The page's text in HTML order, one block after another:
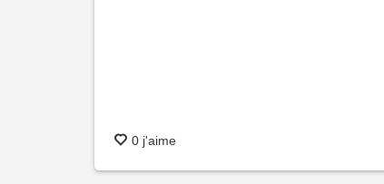
0 j'aime